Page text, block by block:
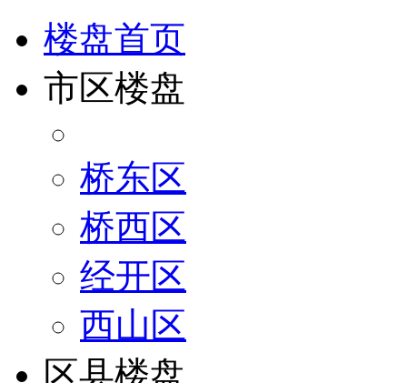
楼盘首页
市区楼盘
桥东区
桥西区
经开区
西山区
区县楼盘